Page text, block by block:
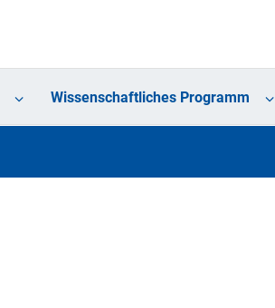
Wissenschaftliches Programm